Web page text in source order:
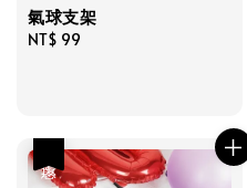
氣球支架
Regular
NT$ 99